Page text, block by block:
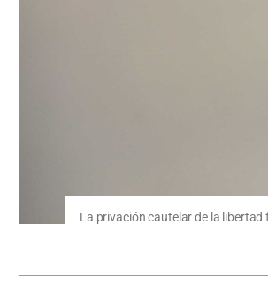
La privación cautelar de la